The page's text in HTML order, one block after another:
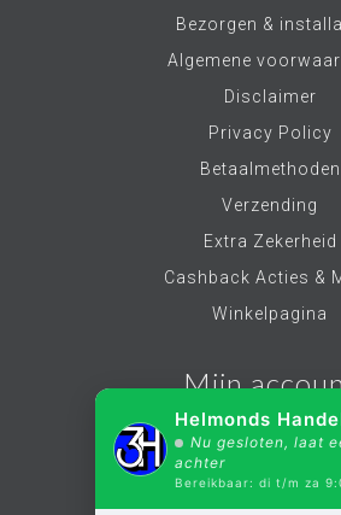
Bezorgen &
Algemene
Disclaimer
Privacy Policy
Betaalmethoden
Verzending
Extra Zekerheid
Cashback Acties &
Winkelpagina
Mijn
Account
Mijn bestellingen
Helmonds
Nu gesloten, laat
achter
Bereikbaar: di t/m za